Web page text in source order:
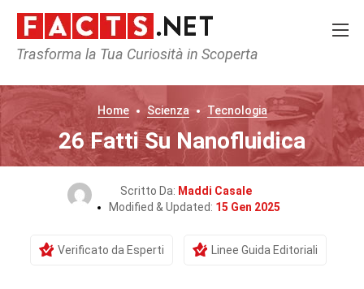
Trasforma la Tua Curiosità in Scoperta
Home Scienza Tecnologia
26 Fatti Su Nanofluidica
Scritto Da: Maddi Casale
Modified & Updated: 15 Gen 2025
Verificato da Esperti Linee Guida Editoriali